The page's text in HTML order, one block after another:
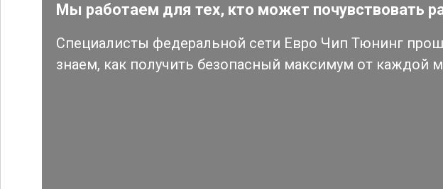
Мы работаем для тех, кто может почувствовать
Специалисты федеральной сети Евро Чип Тюнинг
знаем, как получить безопасный максимум от каждой